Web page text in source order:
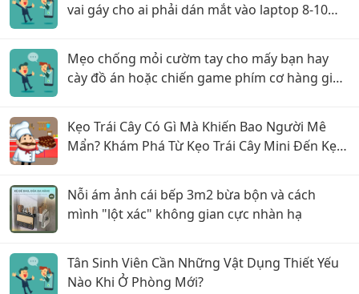
vai gáy cho ai phải dán mắt vào laptop 8-10
Mẹo chống mỏi cườm tay cho mấy bạn hay
cày đồ án hoặc chiến game phím cơ hàng giờ
Kẹo Trái Cây Có Gì Mà Khiến Bao Người Mê
Mẩn? Khám Phá Từ Kẹo Trái Cây Mini Đến Kẹo
Nỗi ám ảnh cái bếp 3m2 bừa bộn và cách
mình "lột xác" không gian cực nhàn hạ
Tân Sinh Viên Cần Những Vật Dụng Thiết Yếu
Nào Khi Ở Phòng Mới?